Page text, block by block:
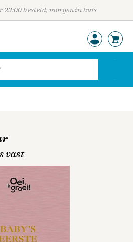
23:00 besteld, morgen in huis
vast